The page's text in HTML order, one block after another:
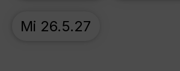
Mi 26.5.27